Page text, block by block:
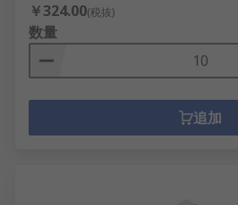
￥324.00(税抜)
数量
追加